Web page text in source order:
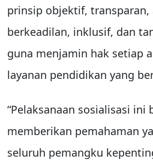
prinsip objektif, transparan,
berkeadilan, inklusif, dan
guna menjamin hak setiap
layanan pendidikan yang
“Pelaksanaan sosialisasi ini
memberikan pemahaman
seluruh pemangku